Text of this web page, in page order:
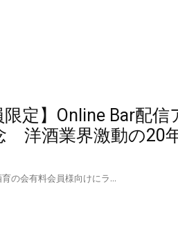
限定】Online Bar配
洋酒業界激動の20
の会有料会員様向けにラ...